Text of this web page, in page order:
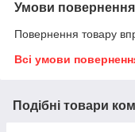
Умови повернення
Повернення товару
Всі умови
Подібні товари